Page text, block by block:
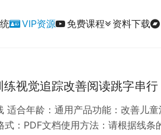
VIP资源 免费课程 资料下载
视觉追踪改善阅读跳字串行
适合年龄：通用产品功能：改善儿
式：PDF文档使用方法：请根据线条